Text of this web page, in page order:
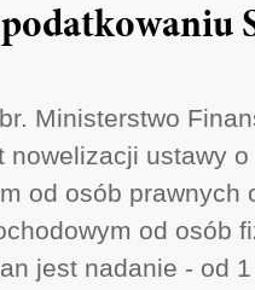
Ministerstwo
nowelizacji ustawy o
od osób prawnych
od osób
jest nadanie - od